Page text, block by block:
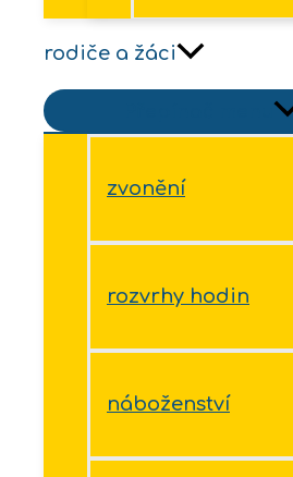
rodiče a žáci
zvonění
rozvrhy hodin
náboženství